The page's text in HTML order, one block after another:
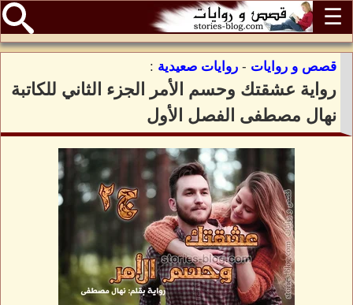
☰
قصص و روايات - روايات صعيدية :
رواية عشقتك وحسم الأمر الجزء الثاني للكاتبة
نهال مصطفى الفصل الأول